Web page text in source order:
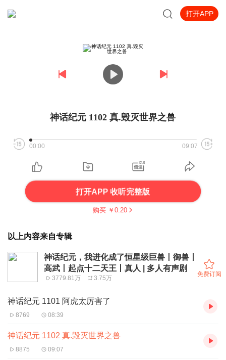
打开APP
神话纪元 1102 真.毁灭世界之兽
00:00 09:07
打开APP 收听完整版
购买 ￥ 0.20
以上内容来自专辑
神话纪元，我进化成了恒星级巨兽丨御兽丨
高武丨起点十二天王丨真人 | 多人有声剧
3779.81万 3.75万
免费订阅
神话纪元 1101 阿虎太厉害了
8769 08:39
神话纪元 1102 真.毁灭世界之兽
8875 09:07